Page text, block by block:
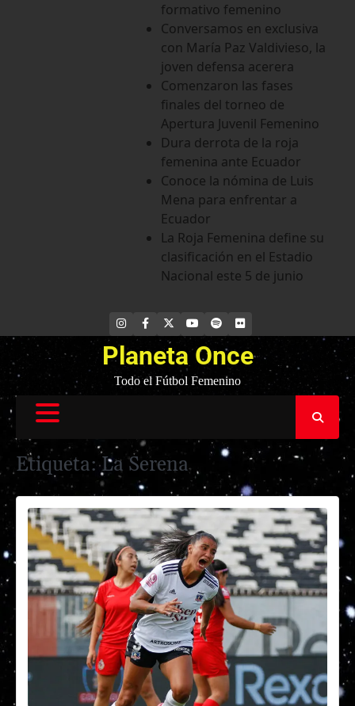
formativo femenino
Conversamos en exclusiva
con María Paz Valdivieso, la
joven defensa acerera
Comenzaron las fases
finales del torneo de
Apertura Juvenil Femenino
Dura derrota de la roja
femenina ante Ecuador
Conoce la nómina de Luis
Mena para enfrentar a
Ecuador
La Roja Femenina define su
clasificación en el Estadio
Nacional este 5 de junio
INSTAGRAM
FACEBOOK YOUTUBE
SPOTIFYFLICKR
Planeta Once
Todo el Fútbol Femenino
Etiqueta:La Serena